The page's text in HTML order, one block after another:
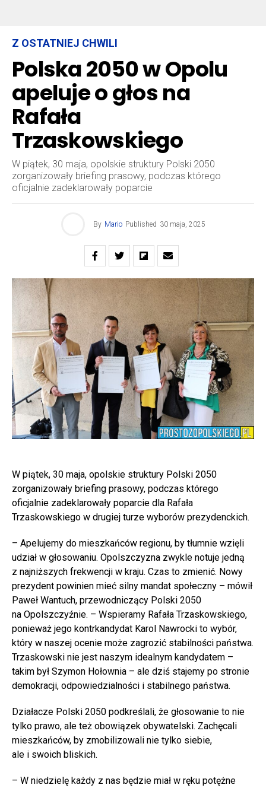
Z OSTATNIEJ CHWILI
Polska 2050 w Opolu
apeluje o głos na
Rafała
Trzaskowskiego
W piątek, 30 maja, opolskie struktury Polski 2050
zorganizowały briefing prasowy, podczas którego
oficjalnie zadeklarowały poparcie
By Mario Published 30 maja, 2025
W piątek, 30 maja, opolskie struktury Polski 2050
zorganizowały briefing prasowy, podczas którego
oficjalnie zadeklarowały poparcie dla Rafała
Trzaskowskiego w drugiej turze wyborów prezydenckich.
– Apelujemy do mieszkańców regionu, by tłumnie wzięli
udział w głosowaniu. Opolszczyzna zwykle notuje jedną
z najniższych frekwencji w kraju. Czas to zmienić. Nowy
prezydent powinien mieć silny mandat społeczny – mówił
Paweł Wantuch, przewodniczący Polski 2050
na Opolszczyźnie. – Wspieramy Rafała Trzaskowskiego,
ponieważ jego kontrkandydat Karol Nawrocki to wybór,
który w naszej ocenie może zagrozić stabilności państwa.
Trzaskowski nie jest naszym idealnym kandydatem –
takim był Szymon Hołownia – ale dziś stajemy po stronie
demokracji, odpowiedzialności i stabilnego państwa.
Działacze Polski 2050 podkreślali, że głosowanie to nie
tylko prawo, ale też obowiązek obywatelski. Zachęcali
mieszkańców, by zmobilizowali nie tylko siebie,
ale i swoich bliskich.
– W niedzielę każdy z nas będzie miał w ręku potężne